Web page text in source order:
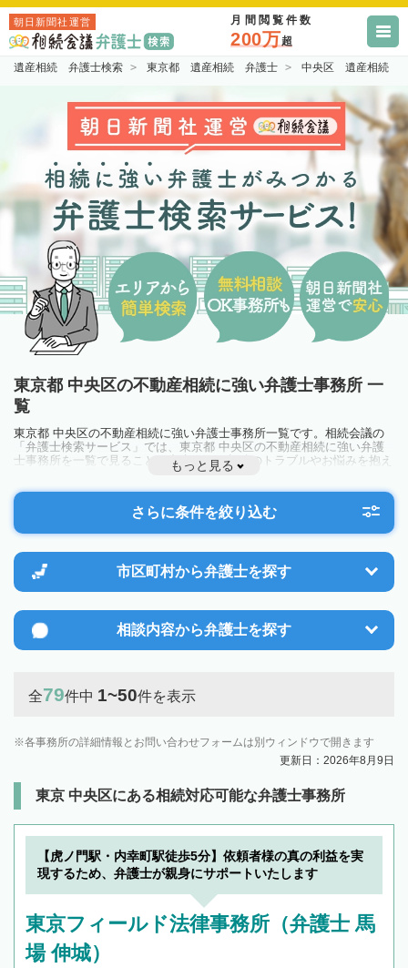
朝日新聞社運営 月間閲覧件数
200万超
遺産相続 弁護士検索 東京都 遺産相続 弁護士 中央区 遺産相続
東京都 中央区の不動産相続に強い弁護士事務所 一
覧
東京都 中央区の不動産相続に強い弁護士事務所一覧です。相続会議の
「弁護士検索サービス」では、東京都 中央区の不動産相続に強い弁護
士事務所を一覧で見ることが出来ます。相続のトラブルやお悩みを抱え
ている方は一度近隣の弁護士に相談してみましょう。
もっと見る
さらに条件を絞り込む
市区町村から弁護士を探す
相談内容から弁護士を探す
全79件中 1~50件を表示
各事務所の詳細情報とお問い合わせフォームは別ウィンドウで開きます
更新日：2026年8月9日
東京 中央区にある相続対応可能な弁護士事務所
【虎ノ門駅・内幸町駅徒歩5分】依頼者様の真の利益を実
現するため、弁護士が親身にサポートいたします
東京フィールド法律事務所（弁護士 馬
場 伸城）